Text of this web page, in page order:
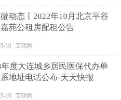
动态丨2022年10月北京平谷
苑公租房配租公告
10 互联网
年度大连城乡居民医保代办单
地址电话公布-天天快报
10 互联网